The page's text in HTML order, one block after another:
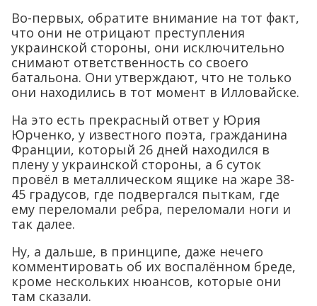
Во-первых, обратите внимание на тот факт,
что они не отрицают преступления
украинской стороны, они исключительно
снимают ответственность со своего
батальона. Они утверждают, что не только
они находились в тот момент в Илловайске.
На это есть прекрасный ответ у Юрия
Юрченко, у известного поэта, гражданина
Франции, который 26 дней находился в
плену у украинской стороны, а 6 суток
провёл в металлическом ящике на жаре 38-
45 градусов, где подвергался пыткам, где
ему переломали ребра, переломали ноги и
так далее.
Ну, а дальше, в принципе, даже нечего
комментировать об их воспалённом бреде,
кроме нескольких нюансов, которые они
там сказали.